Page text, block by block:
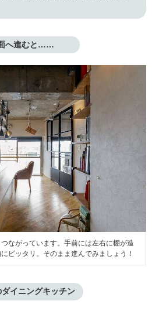
へ進むと……
ながっています。手前には左右に棚が造
ピッタリ。そのまま進んでみましょう！
イニングキッチン